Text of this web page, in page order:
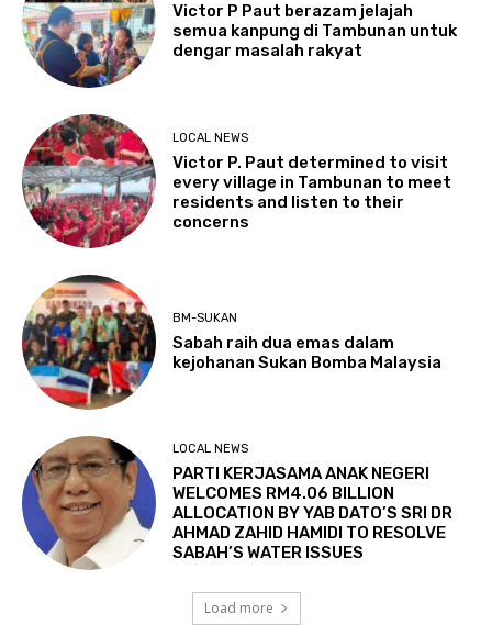
Victor P Paut berazam jelajah
semua kanpung di Tambunan untuk
dengar masalah rakyat
LOCAL NEWS
Victor P. Paut determined to visit
every village in Tambunan to meet
residents and listen to their
concerns
BM-SUKAN
Sabah raih dua emas dalam
kejohanan Sukan Bomba Malaysia
LOCAL NEWS
PARTI KERJASAMA ANAK NEGERI
WELCOMES RM4.06 BILLION
ALLOCATION BY YAB DATO’S SRI DR
AHMAD ZAHID HAMIDI TO RESOLVE
SABAH’S WATER ISSUES
Load more